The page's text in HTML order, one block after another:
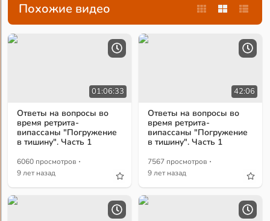
Похожие видео
01:06:33
Ответы на вопросы во
время ретрита-
випассаны "Погружение
в тишину". Часть 1
6060 просмотров ·
9 лет назад
42:06
Ответы на вопросы во
время ретрита-
випассаны "Погружение
в тишину". Часть 1
7567 просмотров ·
9 лет назад